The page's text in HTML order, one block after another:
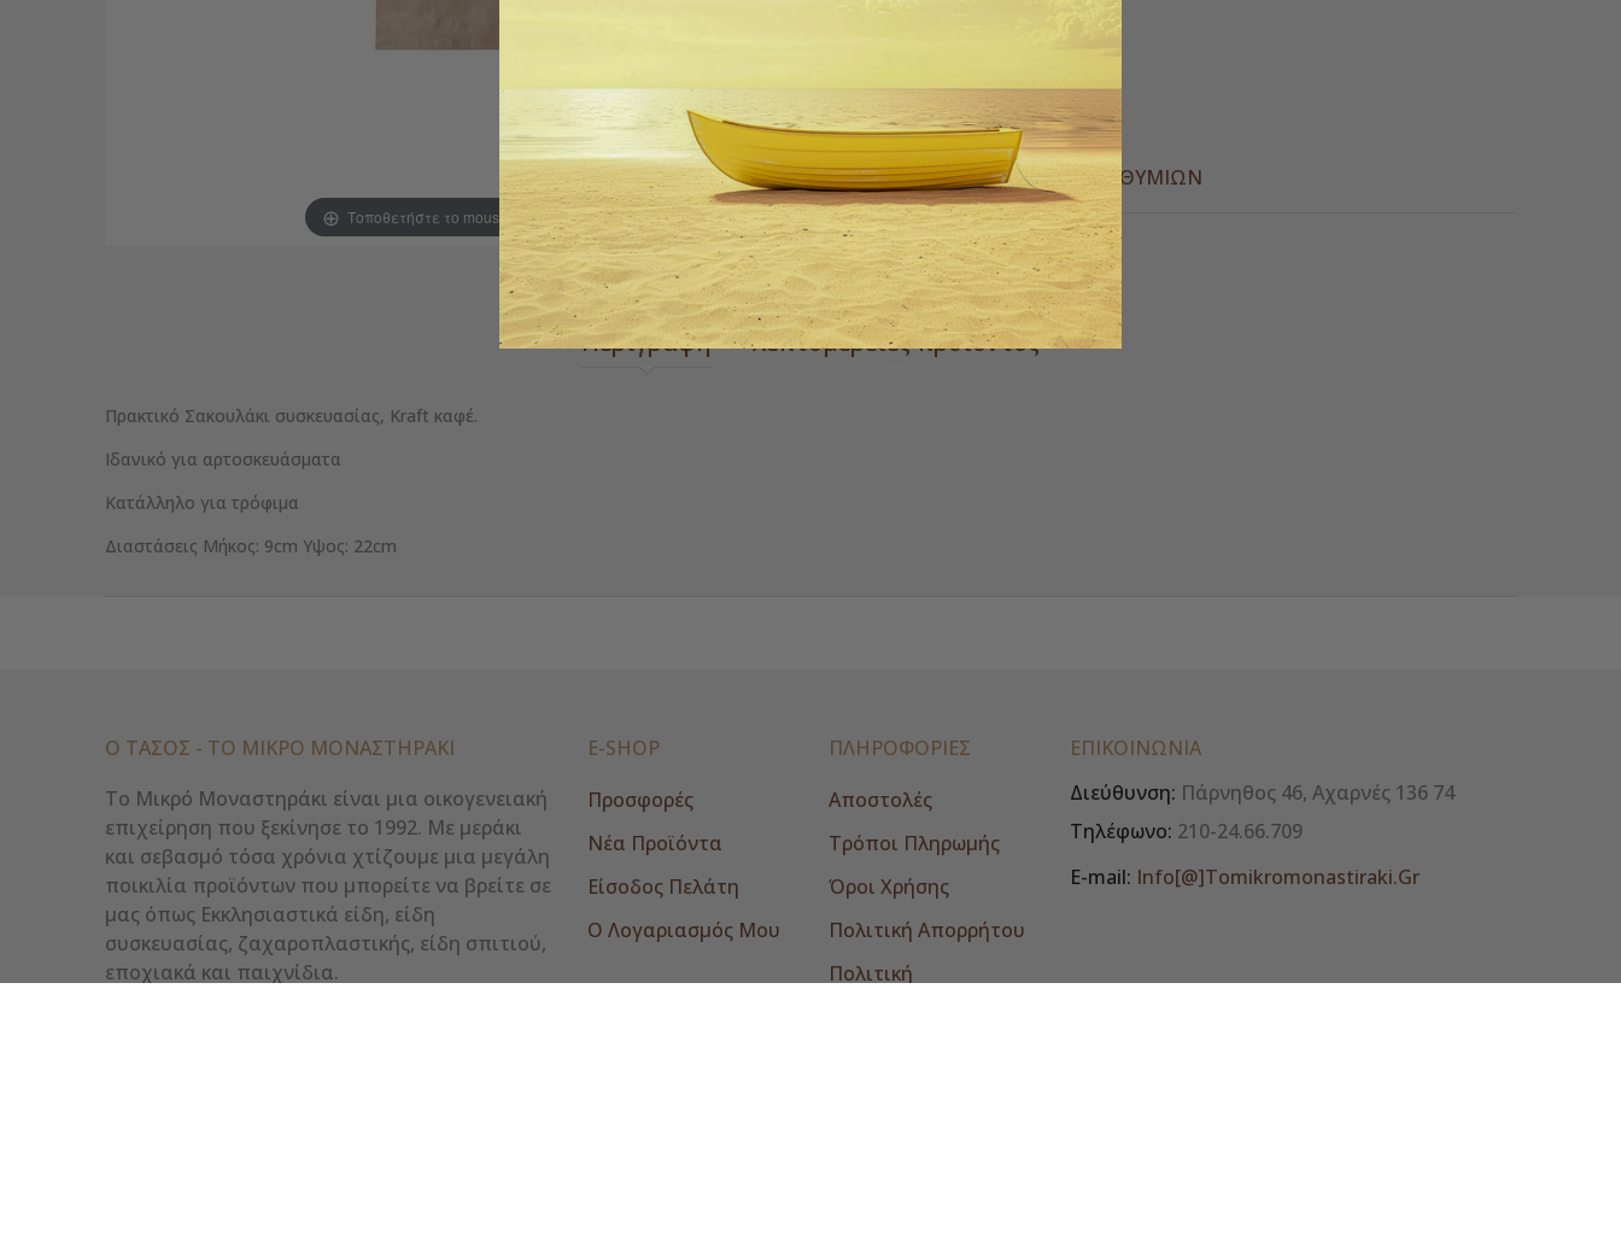
Τοποθετήστε το mouse για zoom
Παράδοση 1 έως 3 ημέρες
ΠΡΌΣΘΕΣΕ ΣΤΗΝ ΛΊΣΤΑ ΕΠΙΘΥΜΙΏΝ
Περιγραφή λεπτομέρειες προιόντος
Πρακτικό Σακουλάκι συσκευασίας, Kraft καφέ.
Ιδανικό για αρτοσκευάσματα
Κατάλληλο για τρόφιμα
Διαστάσεις Μήκος: 9cm Υψος: 22cm
Ο ΤΑΣΟΣ - ΤΟ ΜΙΚΡΌ ΜΟΝΑΣΤΗΡΆΚΙ
Το Μικρό Μοναστηράκι είναι μια οικογενειακή
επιχείρηση που ξεκίνησε το 1992. Με μεράκι
και σεβασμό τόσα χρόνια χτίζουμε μια μεγάλη
ποικιλία προϊόντων που μπορείτε να βρείτε σε
μας όπως Εκκλησιαστικά είδη, είδη
συσκευασίας, ζαχαροπλαστικής, είδη σπιτιού,
εποχιακά και παιχνίδια.
E-SHOP
Προσφορές
Νέα Προϊόντα
Είσοδος Πελάτη
Ο Λογαριασμός Μου
ΠΛΗΡΟΦΟΡΙΕΣ
Αποστολές
Τρόποι Πληρωμής
Όροι Χρήσης
Πολιτική Απορρήτου
Πολιτική
ΕΠΙΚΟΙΝΩΝΊΑ
Διεύθυνση: Πάρνηθος 46, Αχαρνές 136 74
Τηλέφωνο: 210-24.66.709
E-mail: Info[@]tomikromonastiraki.gr